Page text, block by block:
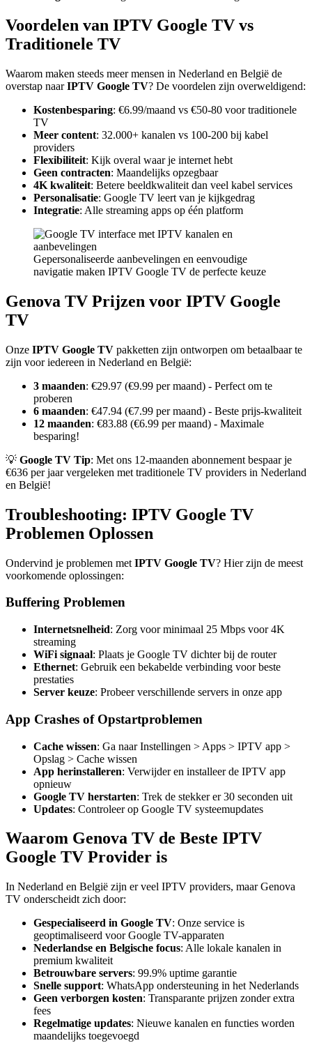
Voordelen van IPTV Google TV vs
Traditionele TV
Waarom maken steeds meer mensen in Nederland en België de
overstap naarIPTV Google TV? De voordelen zijn overweldigend:
Kostenbesparing: €6.99/maand vs €50-80 voor traditionele
TV
Meer content: 32.000+ kanalen vs 100-200 bij kabel
providers
Flexibiliteit: Kijk overal waar je internet hebt
Geen contracten: Maandelijks opzegbaar
4K kwaliteit: Betere beeldkwaliteit dan veel kabel services
Personalisatie: Google TV leert van je kijkgedrag
Integratie: Alle streaming apps op één platform
Gepersonaliseerde aanbevelingen en eenvoudige
navigatie maken IPTV Google TV de perfecte keuze
Genova TV Prijzen voor IPTV Google
TV
Onze IPTV Google TV pakketten zijn ontworpen om betaalbaar te
zijn voor iedereen in Nederland en België:
3 maanden: €29.97 (€9.99 per maand) - Perfect om te
proberen
6 maanden: €47.94 (€7.99 per maand) - Beste prijs-kwaliteit
12 maanden: €83.88 (€6.99 per maand) - Maximale
besparing!
💡 Google TV Tip: Met ons 12-maanden abonnement bespaar je
€636 per jaar vergeleken met traditionele TV providers in Nederland
en België!
Troubleshooting: IPTV Google TV
Problemen Oplossen
Ondervind je problemen met IPTV Google TV? Hier zijn de meest
voorkomende oplossingen:
Buffering Problemen
Internetsnelheid: Zorg voor minimaal 25 Mbps voor 4K
streaming
WiFi signaal: Plaats je Google TV dichter bij de router
Ethernet: Gebruik een bekabelde verbinding voor beste
prestaties
Server keuze: Probeer verschillende servers in onze app
App Crashes of Opstartproblemen
Cache wissen: Ga naar Instellingen > Apps > IPTV app >
Opslag > Cache wissen
App herinstalleren: Verwijder en installeer de IPTV app
opnieuw
Google TV herstarten: Trek de stekker er 30 seconden uit
Updates: Controleer op Google TV systeemupdates
Waarom Genova TV de Beste IPTV
Google TV Provider is
In Nederland en België zijn er veel IPTV providers, maar Genova
TV onderscheidt zich door:
Gespecialiseerd in Google TV: Onze service is
geoptimaliseerd voor Google TV-apparaten
Nederlandse en Belgische focus: Alle lokale kanalen in
premium kwaliteit
Betrouwbare servers: 99.9% uptime garantie
Snelle support: WhatsApp ondersteuning in het Nederlands
Geen verborgen kosten: Transparante prijzen zonder extra
fees
Regelmatige updates: Nieuwe kanalen en functies worden
maandelijks toegevoegd